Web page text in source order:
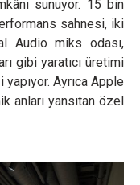
sunuyor. 15 bin
sahnesi, iki
Audio miks odası,
gibi yaratıcı üretimi
Ayrıca Apple
anları yansıtan özel